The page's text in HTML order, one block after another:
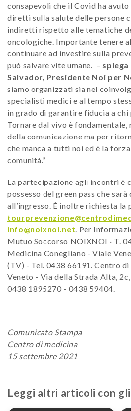
consapevoli che il Covid ha
diretti sulla salute delle persone
indiretti rispetto alle tematiche
oncologiche. Importante tenere
continuare ad investire sulla
può salvare vite umane. –
Salvador, Presidente Noi per
siamo organizzati sia nel
specialisti medici e al tempo
in grado di garantire fiducia a
Tornare dal vivo è fondamentale,
della comunicazione ma per
che manca a tutti noi ed è la
comunità.”
La partecipazione agli incontri è
possesso del green pass che
all’ingresso. È inoltre richiesta la
info@noixnoi.net. Per
Mutuo Soccorso NOIXNOI · T.
Medicina Conegliano - Viale
(TV) - Tel. 0438 66191. Centro
Veneto - Via della Strada Alta,
0438 1895270 - 0438 59404.
Comunicato Stampa
Centro di medicina
15 settembre 2021
Leggi altri articoli con gli